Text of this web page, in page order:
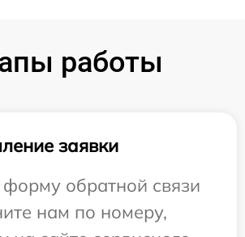
работы
заявки
обратной связи
нам по номеру,